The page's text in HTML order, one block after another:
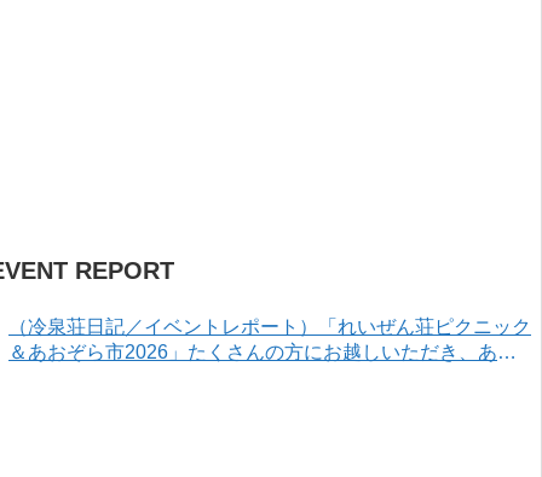
REPORT
（冷泉荘日記／イベントレポート）「れいぜん荘ピクニック
＆あおぞら市2026」たくさんの方にお越しいただき、あり